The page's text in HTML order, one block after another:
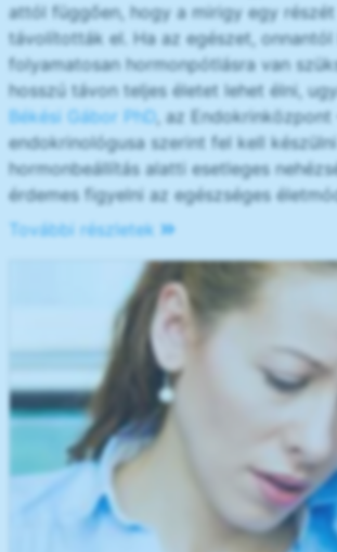
attól függően, hogy a mirigy egy
távolították el. Ha az egészet,
folyamatosan hormonpótlásra van
hosszú távon teljes életet lehet élni,
Békési Gábor PhD
, az
endokrinológusa szerint fel kell
hormonbeállítás alatti esetleges
érdemes figyelni az egészséges
További részletek